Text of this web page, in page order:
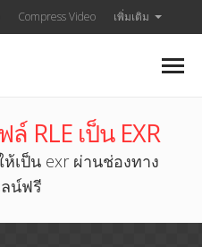
Compress Video เพิ่มเติม
RLE เป็น EXR
เป็น exr ผ่านช่องทาง
น์ฟรี